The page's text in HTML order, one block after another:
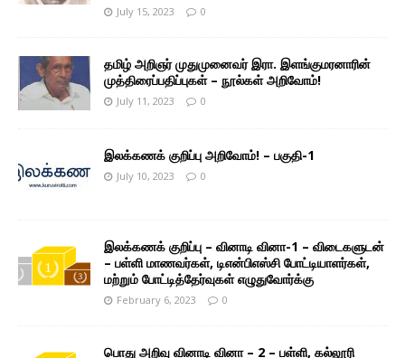
July 15, 2023 0
தமிழ் அறிஞர் முதுமுனைவர் இரா. இளங்குமரனாரின்
முத்திரைப்பதிப்புகள் – நூல்கள் அறிவோம்!
July 11, 2023 0
இலக்கணக் குறிப்பு அறிவோம்! – பகுதி-1
July 10, 2023 0
இலக்கணக் குறிப்பு – வினாடி வினா-1 – விடைகளுடன்
– பள்ளி மாணவர்கள், டிஎன்பிஎஸ்சி போட்டியாளர்கள்,
மற்றும் போட்டித்தேர்வுகள் எழுதுவோர்க்கு
February 6, 2023 0
பொது அறிவு வினாடி வினா – 2 – பள்ளி, கல்லூரி